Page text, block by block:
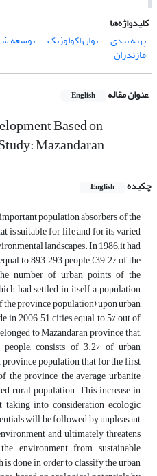
کلیدواژه‌ها
پهنه بندی
توان اکولوژیک توسعه
مازندران
عنوان مقاله English
Based on
Mazandaran
چکیده English
population absorbers of the
is suitable for life and for its varied
landscapes. In 1986, it had
to 893.293 people (39.2% of the
number of urban points of the
had settled in itself a population
the province population) upon urban
in 2006, 51 cities equal to 5% out of
to Mazandaran province that,
consists of 3.2% of urban
population that for the first
province, the average urbanite
rural population. This increase in
into consideration ecologic
will be followed by unpleasant
and ultimately threatens
environment from sustainable
done, in order to classify the urban